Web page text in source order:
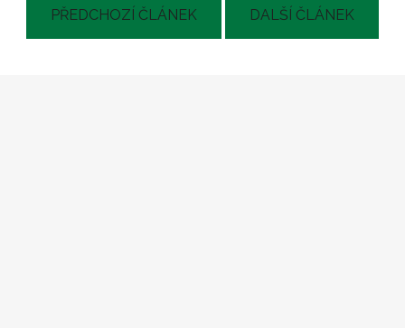
PŘEDCHOZÍ ČLÁNEK DALŠÍ ČLÁNEK